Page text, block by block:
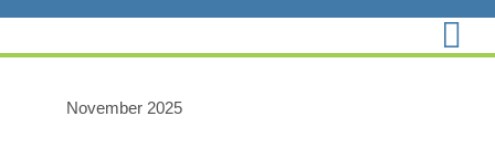
springen
November 2025